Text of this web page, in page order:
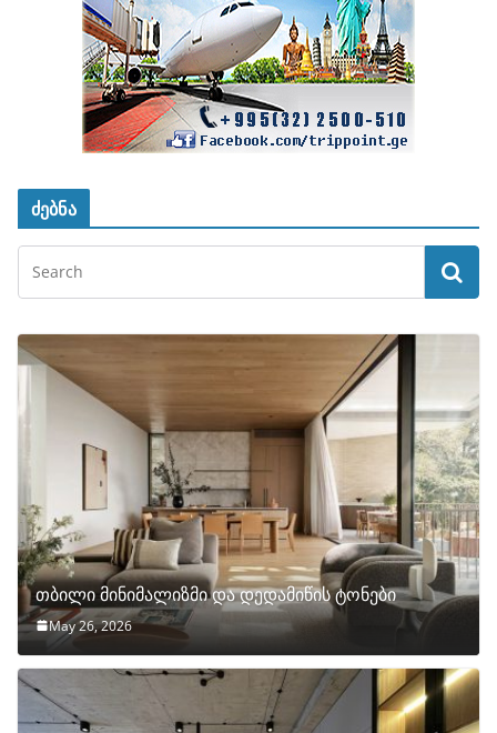
ძებნა
თბილი მინიმალიზმი და დედამიწის ტონები
May 26, 2026